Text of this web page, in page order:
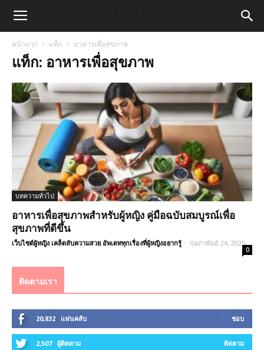
หน้าแรก แท็ก อาหารเพื่อสุขภาพ
แท็ก: อาหารเพื่อสุขภาพ
บทความทั่วไป
อาหารเพื่อสุขภาพสำหรับผู้หญิง คู่มือฉบับสมบูรณ์เพื่อ
สุขภาพที่ดีขึ้น
เว็บไซต์ผู้หญิง เคล็ดลับความสวย อัพเดททุกเรื่องที่ผู้หญิงอยากรู้ - กุมภาพันธ์ 24, 2025
0
ติดตามเรา
20,832 แฟนคลับ ชอบ
2,507 ผู้ติดตาม ติดตาม